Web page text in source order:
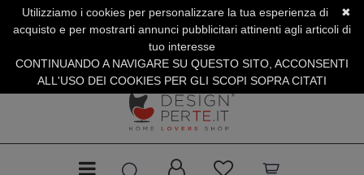
SERVIZIO CLIENTI +39.0773.470.562
SUMMER SALES | Fino al 31 Agosto
✖
Utilizziamo i cookies per personalizzare la tua esperienza di
acquisto e per mostrarti annunci pubblicitari attinenti agli articoli di
tuo interesse
CONTINUANDO A NAVIGARE SU QUESTO SITO, ACCONSENTI
ALL'USO DEI COOKIES PER GLI SCOPI SOPRA CITATI